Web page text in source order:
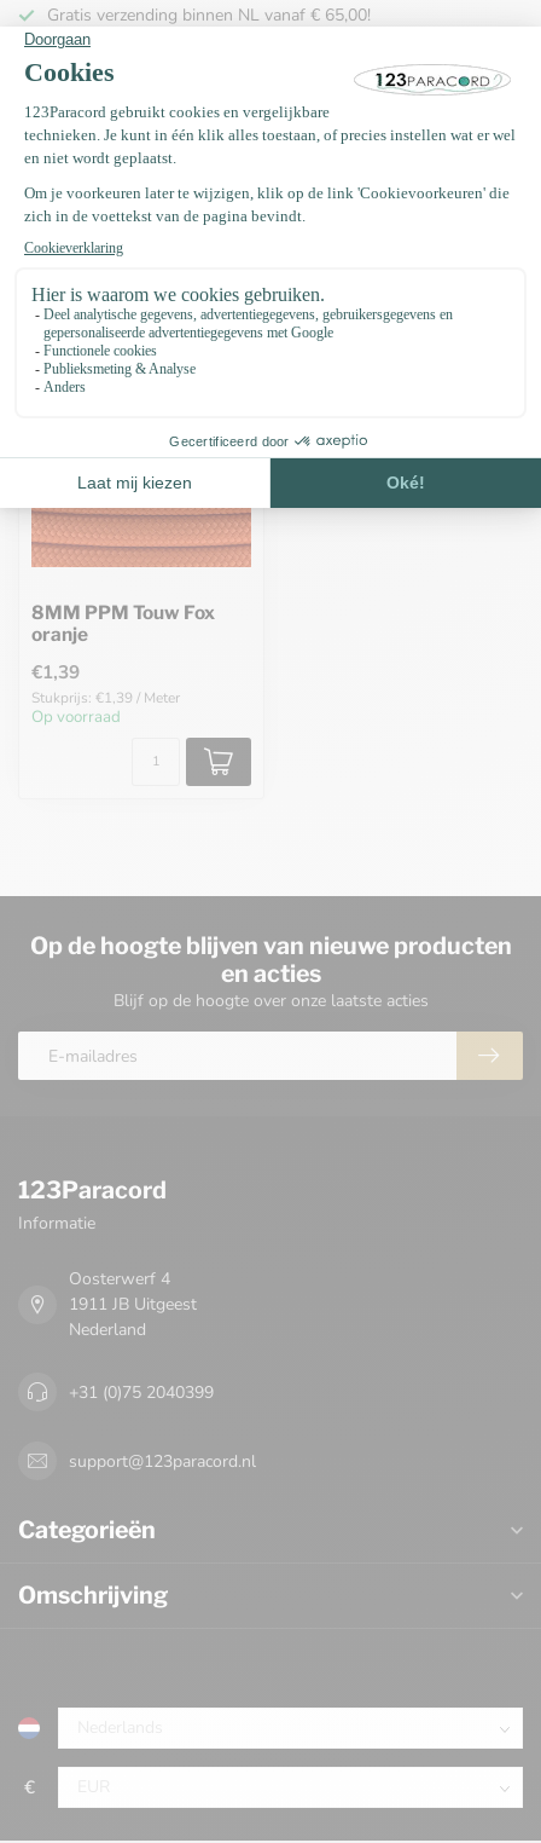
Gratis verzending binnen NL vanaf € 65,00!
Productomschrijving
Specificaties
Recent bekeken
8MM PPM Touw Fox
oranje
€1,39
Stukprijs: €1,39 / Meter
Op voorraad
Op de hoogte blijven van nieuwe producten
en acties
Blijf op de hoogte over onze laatste acties
123Paracord
Informatie
Oosterwerf 4
1911 JB Uitgeest
Nederland
+31 (0)75 2040399
support@123paracord.nl
Categorieën
Omschrijving
€